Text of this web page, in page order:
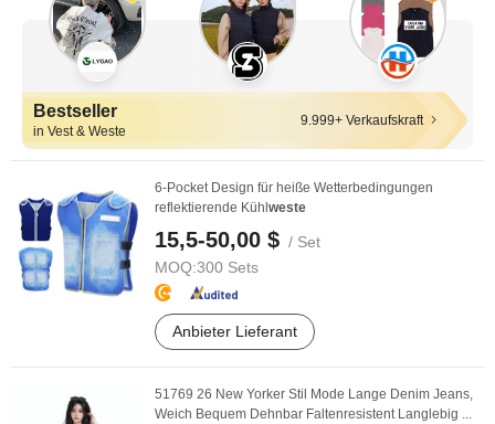
Bestseller
in Vest & Weste
9.999+ Verkaufskraft
6-Pocket Design für heiße Wetterbedingungen
reflektierende Kühl weste
15,5-50,00 $ / Set
MOQ:300 Sets
Anbieter Lieferant
51769 26 New Yorker Stil Mode Lange Denim Jeans,
Weich Bequem Dehnbar Faltenresistent Langlebig ...